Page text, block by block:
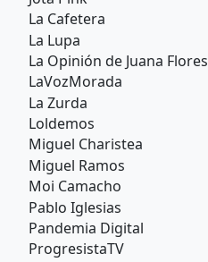
La Cafetera
La Lupa
La Opinión de Juana Flores
LaVozMorada
La Zurda
Loldemos
Miguel Charistea
Miguel Ramos
Moi Camacho
Pablo Iglesias
Pandemia Digital
ProgresistaTV